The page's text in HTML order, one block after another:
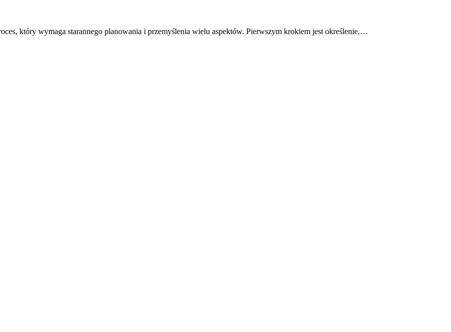
który wymaga starannego planowania i przemyślenia wielu aspektów. Pierwszym krokiem jest określenie,…